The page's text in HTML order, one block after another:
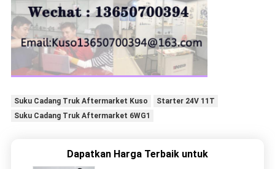
Suku Cadang Truk Aftermarket Kuso
Starter 24V 11T
Suku Cadang Truk Aftermarket 6WG1
Dapatkan Harga Terbaik untuk